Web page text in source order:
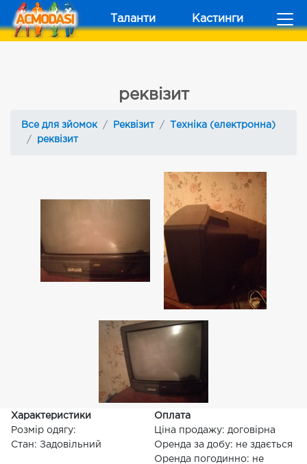
Таланти Кастинги
реквізит
Все для зйомок Реквізит
Техніка (електронна)
реквізит
Характеристики
Розмір одягу:
Стан: Задовільний
Оплата
Ціна продажу: договірна
Оренда за добу: не здається
Оренда погодинно: не